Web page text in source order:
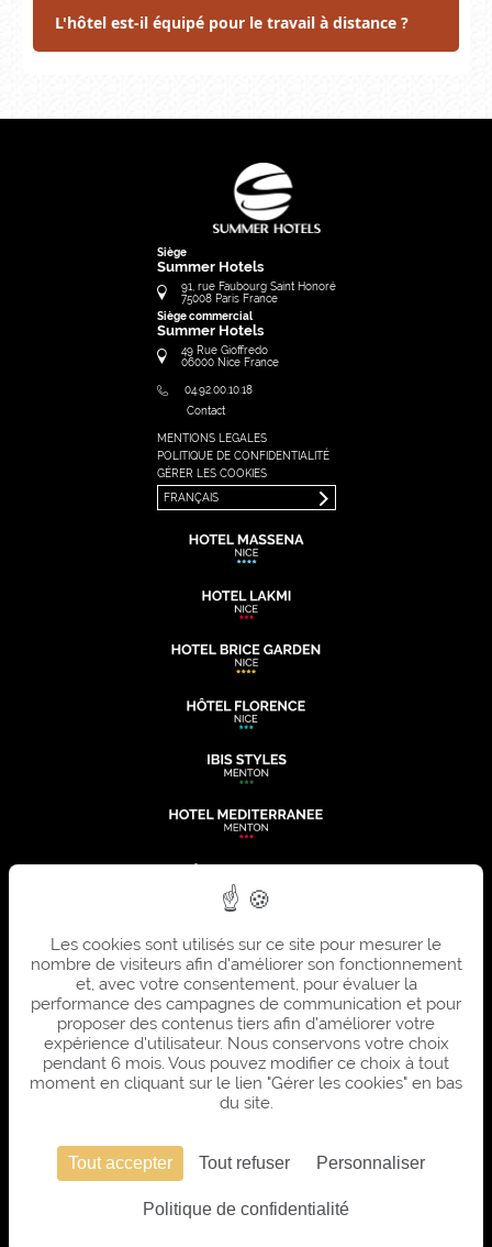
L'hôtel est-il équipé pour le travail à distance ?
Siège
Summer Hotels
91, rue Faubourg Saint Honoré
75008 Paris France
Siège commercial
Summer Hotels
49 Rue Gioffredo
06000 Nice France
04.92.00.10.18
Contact
MENTIONS LEGALES
POLITIQUE DE CONFIDENTIALITÉ
GÉRER LES COOKIES
FRANÇAIS
FRANÇAIS
ENGLISH
RÉALISATIONAGENCE WEBCOM
Les cookies sont utilisés sur ce site pour mesurer le
nombre de visiteurs afin d'améliorer son fonctionnement
et, avec votre consentement, pour évaluer la
performance des campagnes de communication et pour
proposer des contenus tiers afin d'améliorer votre
expérience d'utilisateur. Nous conservons votre choix
pendant 6 mois. Vous pouvez modifier ce choix à tout
moment en cliquant sur le lien "Gérer les cookies" en bas
du site.
Tout accepter Tout refuser Personnaliser
Politique de confidentialité